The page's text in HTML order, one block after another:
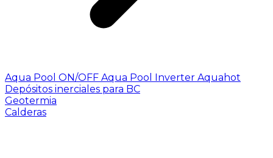
Aqua Pool ON/OFF Aqua Pool Inverter Aquahot
Depósitos inerciales para BC
Geotermia
Calderas